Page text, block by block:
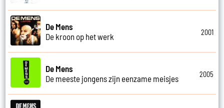
De Mens
De kroon op het werk
2001
De Mens
De meeste jongens zijn eenzame meisjes
2005